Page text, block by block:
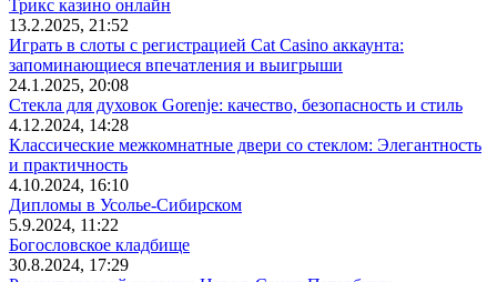
Трикс казино онлайн
13.2.2025, 21:52
Играть в слоты с регистрацией Cat Casino аккаунта:
запоминающиеся впечатления и выигрыши
24.1.2025, 20:08
Стекла для духовок Gorenje: качество, безопасность и стиль
4.12.2024, 14:28
Классические межкомнатные двери со стеклом: Элегантность
и практичность
4.10.2024, 16:10
Дипломы в Усолье-Сибирском
5.9.2024, 11:22
Богословское кладбище
30.8.2024, 17:29